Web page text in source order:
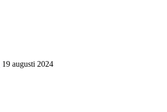
19 augusti 2024